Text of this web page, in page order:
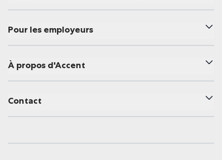
Pour les employeurs
À propos d'Accent
Contact